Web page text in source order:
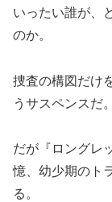
いったい誰が、
のか。
捜査の構図だけ
うサスペンスだ。
だが『ロングレ
憶、幼少期のト
る。